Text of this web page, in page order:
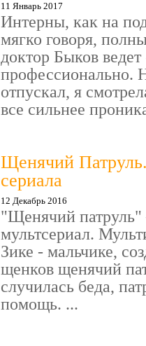
11 Январь 2017
Интерны, как на
мягко говоря,
доктор Быков ведет
профессионально.
отпускал, я
все сильнее
Щенячий
сериала
12 Декабрь 2016
"Щенячий патруль"
мультсериал.
Зике - мальчике,
щенков щенячий
случилась беда,
помощь. ...